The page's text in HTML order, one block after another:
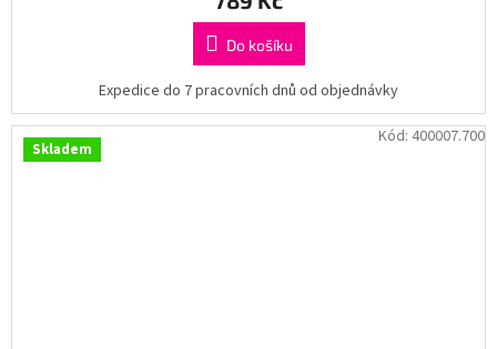
Do košíku
Expedice do 7 pracovních dnů od objednávky
Skladem
Kód: 400007.700